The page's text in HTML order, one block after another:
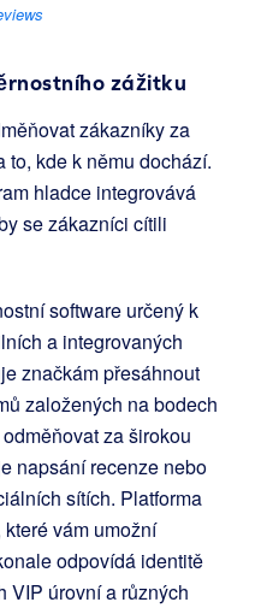
zážitku
zákazníky za
kde k němu dochází.
hladce integrovává
se zákazníci cítili
software určený k
a integrovaných
značkám přesáhnout
založených na bodech
za širokou
napsání recenze nebo
sítích. Platforma
vám umožní
odpovídá identitě
VIP úrovní a různých